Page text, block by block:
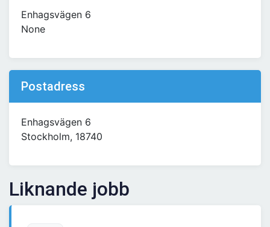
Enhagsvägen 6
None
Postadress
Enhagsvägen 6
Stockholm, 18740
Liknande jobb